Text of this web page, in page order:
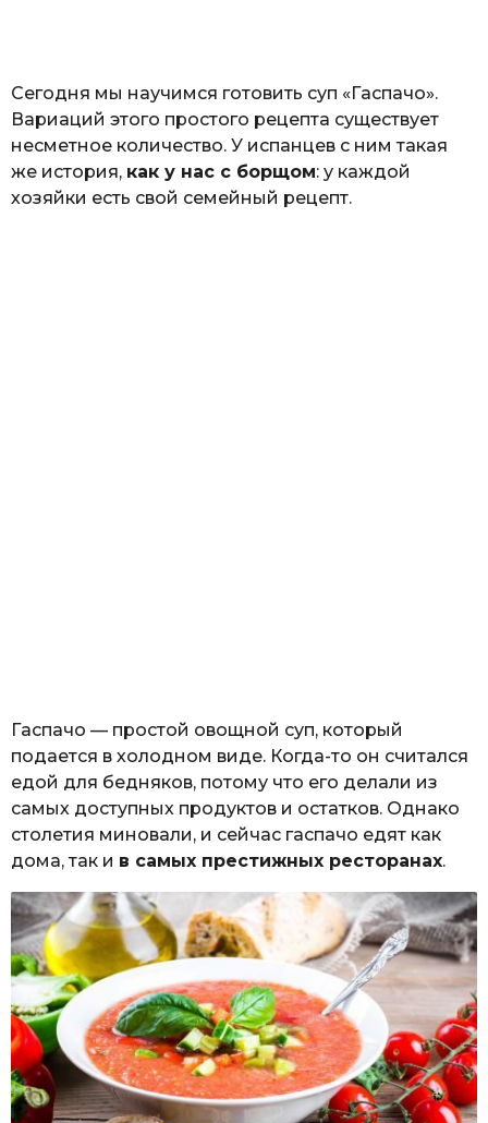
Сегодня мы научимся готовить суп «Гаспачо».
Вариаций этого простого рецепта существует
несметное количество. У испанцев с ним такая
же история, как у нас с борщом: у каждой
хозяйки есть свой семейный рецепт.
Гаспачо — простой овощной суп, который
подается в холодном виде. Когда-то он считался
едой для бедняков, потому что его делали из
самых доступных продуктов и остатков. Однако
столетия миновали, и сейчас гаспачо едят как
дома, так и в самых престижных ресторанах.